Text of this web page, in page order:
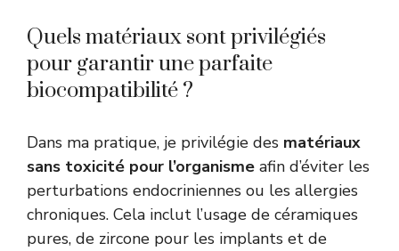
Quels matériaux sont privilégiés
pour garantir une parfaite
biocompatibilité ?
Dans ma pratique, je privilégie des matériaux
sans toxicité pour l’organisme afin d’éviter les
perturbations endocriniennes ou les allergies
chroniques. Cela inclut l’usage de céramiques
pures, de zircone pour les implants et de